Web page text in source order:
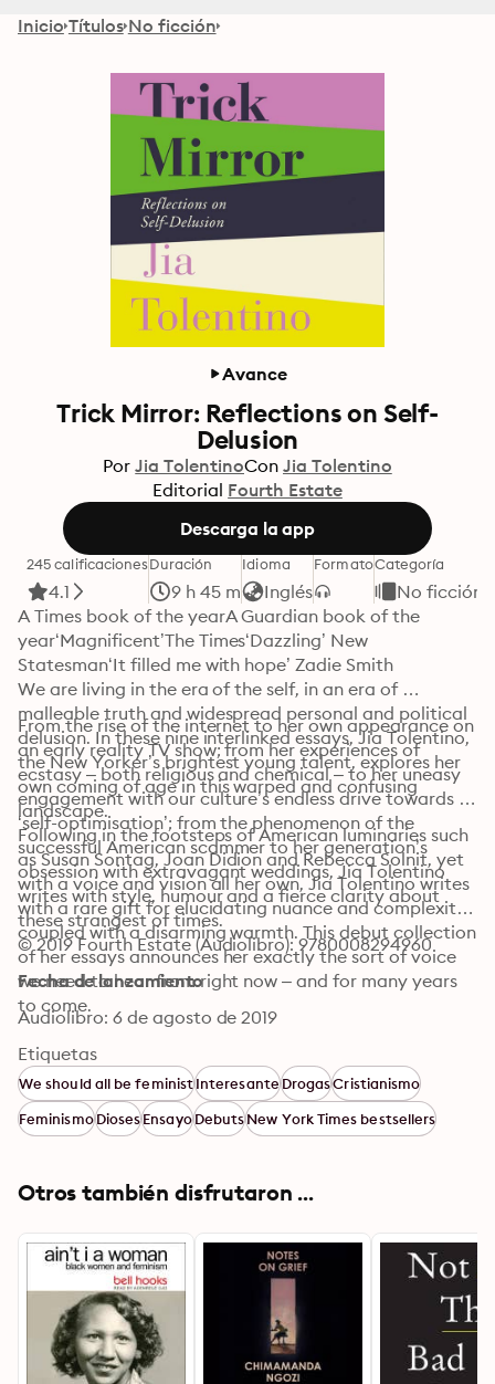
Inicio Títulos No ficción
Avance
Trick Mirror: Reflections on Self-
Delusion
Por Jia TolentinoCon Jia Tolentino
Editorial Fourth Estate
Descarga la app
245 calificaciones
4.1
Duración
9 h 45 m
Idioma
Inglés
FormatoCategoría
No ficción
A Times book of the yearA Guardian book of the
year‘Magnificent’The Times‘Dazzling’ New
Statesman‘It filled me with hope’ Zadie Smith
We are living in the era of the self, in an era of
malleable truth and widespread personal and political
delusion. In these nine interlinked essays, Jia Tolentino,
the New Yorker’s brightest young talent, explores her
own coming of age in this warped and confusing
landscape.
From the rise of the internet to her own appearance on
an early reality TV show; from her experiences of
ecstasy – both religious and chemical – to her uneasy
engagement with our culture’s endless drive towards
‘self-optimisation’; from the phenomenon of the
successful American scammer to her generation’s
obsession with extravagant weddings, Jia Tolentino
writes with style, humour and a fierce clarity about
these strangest of times.
Following in the footsteps of American luminaries such
as Susan Sontag, Joan Didion and Rebecca Solnit, yet
with a voice and vision all her own, Jia Tolentino writes
with a rare gift for elucidating nuance and complexity,
coupled with a disarming warmth. This debut collection
of her essays announces her exactly the sort of voice
we need to hear from right now – and for many years
to come.
© 2019 Fourth Estate (Audiolibro): 9780008294960
Fecha de lanzamiento
Audiolibro: 6 de agosto de 2019
Etiquetas
We should all be feministInteresanteDrogasCristianismo
FeminismoDiosesEnsayoDebutsNew York Times bestsellers
Otros también disfrutaron ...